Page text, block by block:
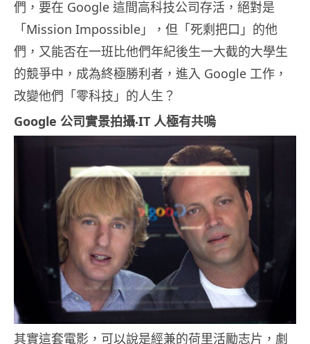
們，要在 Google 這間高科技公司存活，絕對是
「Mission Impossible」，但「死剩把口」的他
們，又能否在一班比他們年紀後生一大截的大學生
的競爭中，成為終極勝利者，進入 Google 工作，
改變他們「零科技」的人生？
Google 公司實景拍攝‧IT 人極有共嗚
其實這套電影，可以說是經兼的荷里活勵志片，劇